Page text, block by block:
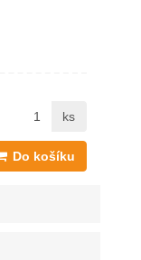
ks
Do košíku